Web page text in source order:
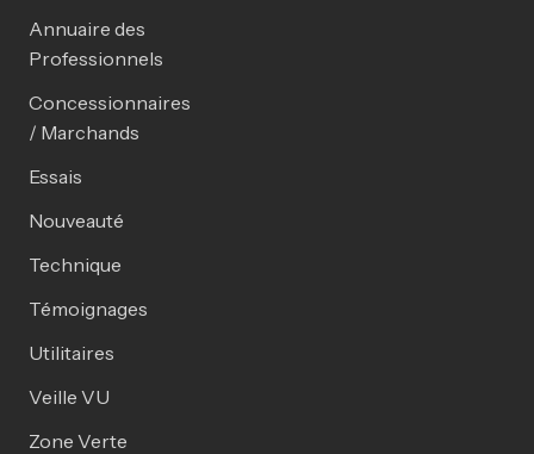
Annuaire des
Professionnels
Concessionnaires
/ Marchands
Essais
Nouveauté
Technique
Témoignages
Utilitaires
Veille VU
Zone Verte